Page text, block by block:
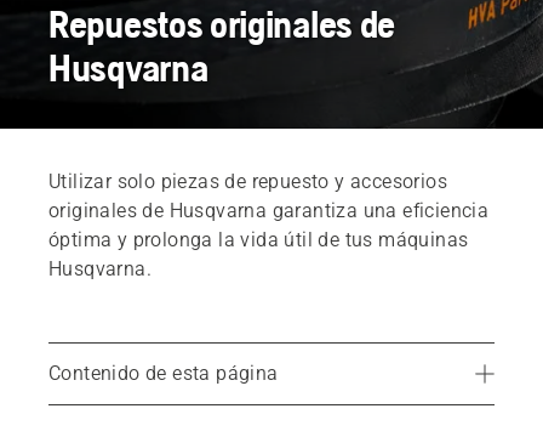
Repuestos originales de
Husqvarna
Utilizar solo piezas de repuesto y accesorios
originales de Husqvarna garantiza una eficiencia
óptima y prolonga la vida útil de tus máquinas
Husqvarna.
Contenido de esta página
Cómo comprar piezas de repuesto